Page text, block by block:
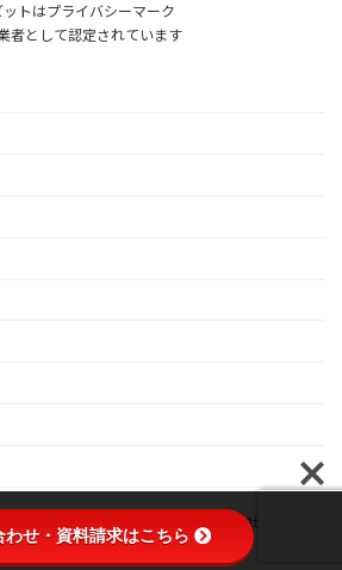
ットはプライバシーマーク
者として認定されています
研修・管理職研修なら アビット株式会社 All Rights
Reserved.
わせ・資料請求はこちら